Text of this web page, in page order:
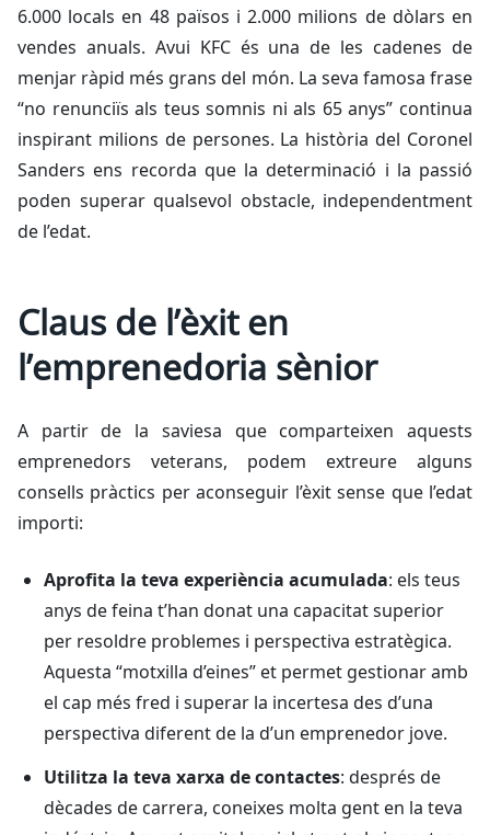
6.000 locals en 48 països i 2.000 milions de dòlars en
vendes anuals. Avui KFC és una de les cadenes de
menjar ràpid més grans del món. La seva famosa frase
“no renunciïs als teus somnis ni als 65 anys” continua
inspirant milions de persones. La història del Coronel
Sanders ens recorda que la determinació i la passió
poden superar qualsevol obstacle, independentment
de l’edat.
Claus de l’èxit en
l’emprenedoria sènior
A partir de la saviesa que comparteixen aquests
emprenedors veterans, podem extreure alguns
consells pràctics per aconseguir l’èxit sense que l’edat
importi:
Aprofita la teva experiència acumulada: els teus
anys de feina t’han donat una capacitat superior
per resoldre problemes i perspectiva estratègica.
Aquesta “motxilla d’eines” et permet gestionar amb
el cap més fred i superar la incertesa des d’una
perspectiva diferent de la d’un emprenedor jove.
Utilitza la teva xarxa de contactes: després de
dècades de carrera, coneixes molta gent en la teva